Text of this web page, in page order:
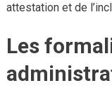
attestation et de
Les